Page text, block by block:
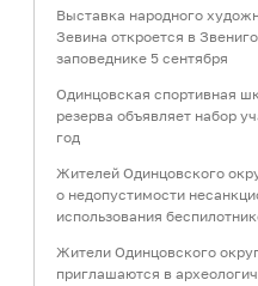
Выставка народного
Зевина откроется в
заповеднике 5 сентября
Одинцовская спортивная
резерва объявляет набор
год
Жителей Одинцовского
о недопустимости
использования
Жители Одинцовского
приглашаются в